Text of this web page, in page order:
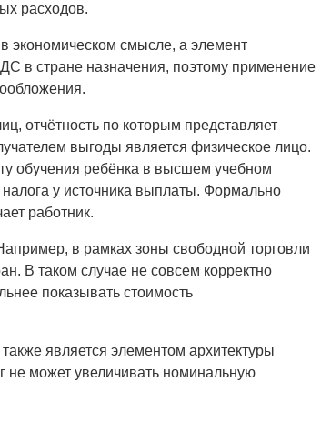
расходов.
экономическом смысле, а элемент
в стране назначения, поэтому применение
отчётность по которым представляет
выгоды является физическое лицо.
обучения ребёнка в высшем учебном
у источника выплаты. Формально
работник.
в рамках зоны свободной торговли
В таком случае не совсем корректно
показывать стоимость
является элементом архитектуры
не может увеличивать номинальную